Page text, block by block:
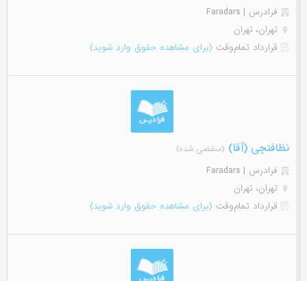
فرادرس | Faradars
تهران، تهران
قرارداد تمام‌وقت (برای مشاهده حقوق وارد شوید)
نظافتچی (آقا) (منقضی شده)
فرادرس | Faradars
تهران، تهران
قرارداد تمام‌وقت (برای مشاهده حقوق وارد شوید)